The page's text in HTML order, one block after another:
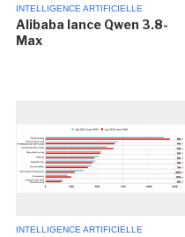
INTELLIGENCE ARTIFICIELLE
Alibaba lance Qwen 3.8-
Max
INTELLIGENCE ARTIFICIELLE